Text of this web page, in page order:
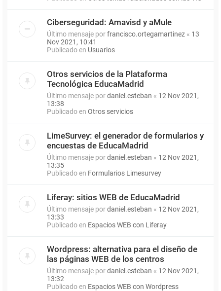
Ciberseguridad: Amavisd y aMule
Último mensaje porfrancisco.ortegamartinez « 13
Nov 2021, 10:41
Publicado en Usuarios
Otros servicios de la Plataforma
Tecnológica EducaMadrid
Último mensaje pordaniel.esteban « 12 Nov 2021,
13:38
Publicado en Otros servicios
LimeSurvey: el generador de formularios y
encuestas de EducaMadrid
Último mensaje pordaniel.esteban « 12 Nov 2021,
13:35
Publicado en Formularios Limesurvey
Liferay: sitios WEB de EducaMadrid
Último mensaje pordaniel.esteban « 12 Nov 2021,
13:33
Publicado en Espacios WEB con Liferay
Wordpress: alternativa para el diseño de
las páginas WEB de los centros
Último mensaje pordaniel.esteban « 12 Nov 2021,
13:32
Publicado en Espacios WEB con Wordpress